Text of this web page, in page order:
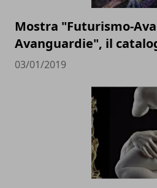
Mostra "Futurismo-
Avanguardie", il
03/01/2019